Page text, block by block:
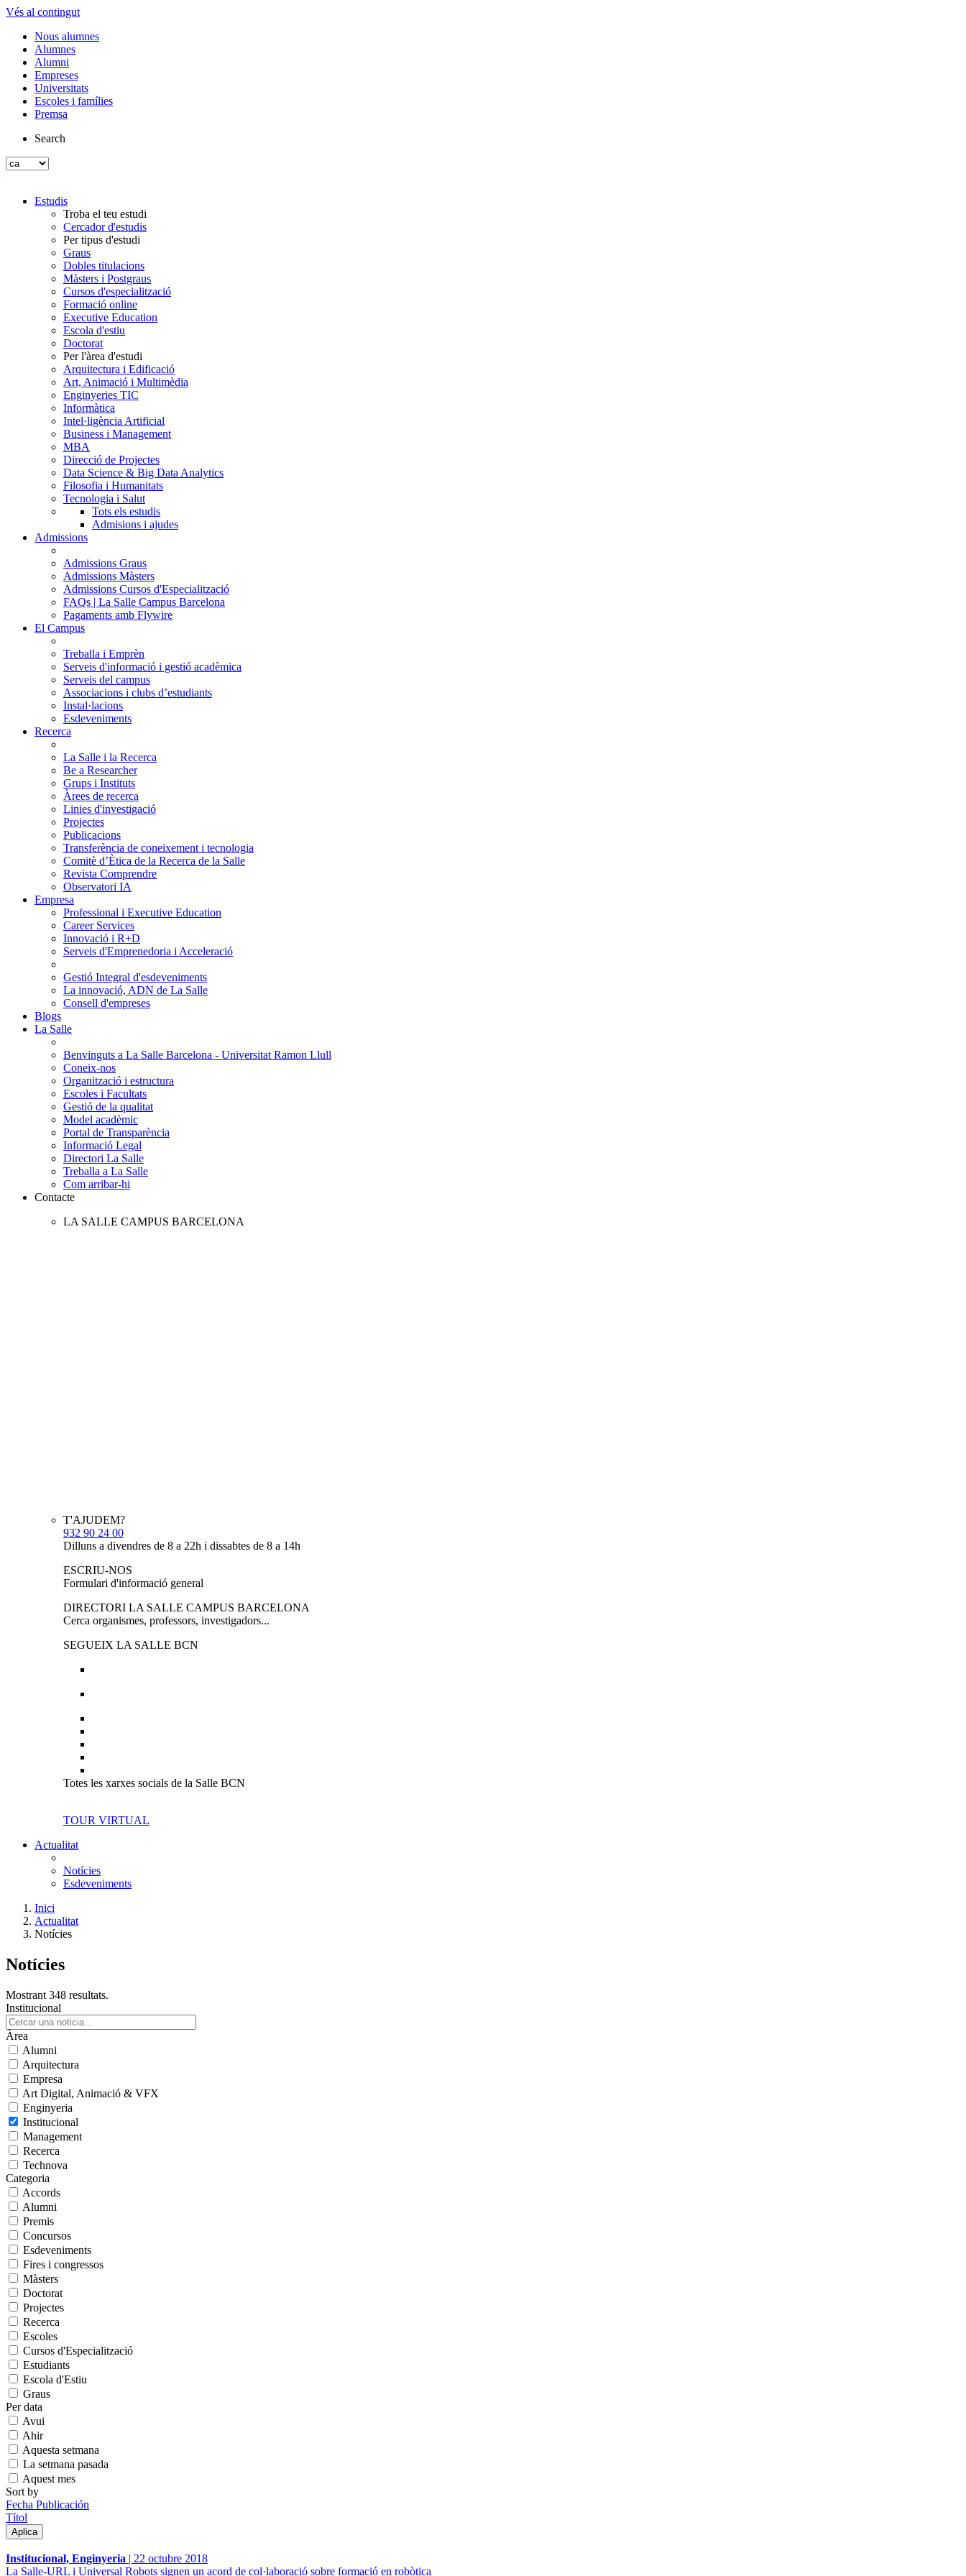
Vés al contingut
Nous alumnes
Alumnes
Alumni
Empreses
Universitats
Escoles i famílies
Premsa
Search
Estudis
Troba el teu estudi
Cercador d'estudis
Per tipus d'estudi
Graus
Dobles titulacions
Màsters i Postgraus
Cursos d'especialització
Formació online
Executive Education
Escola d'estiu
Doctorat
Per l'àrea d'estudi
Arquitectura i Edificació
Art, Animació i Multimèdia
Enginyeries TIC
Informàtica
Intel·ligència Artificial
Business i Management
MBA
Direcció de Projectes
Data Science & Big Data Analytics
Filosofia i Humanitats
Tecnologia i Salut
Tots els estudis
Admisions i ajudes
Admissions
Admissions Graus
Admissions Màsters
Admissions Cursos d'Especialització
FAQs | La Salle Campus Barcelona
Pagaments amb Flywire
El Campus
Treballa i Emprèn
Serveis d'informació i gestió acadèmica
Serveis del campus
Associacions i clubs d’estudiants
Instal·lacions
Esdeveniments
Recerca
La Salle i la Recerca
Be a Researcher
Grups i Instituts
Àrees de recerca
Linies d'investigació
Projectes
Publicacions
Transferència de coneixement i tecnologia
Comitè d’Ètica de la Recerca de la Salle
Revista Comprendre
Observatori IA
Empresa
Professional i Executive Education
Career Services
Innovació i R+D
Serveis d'Emprenedoria i Acceleració
Gestió Integral d'esdeveniments
La innovació, ADN de La Salle
Consell d'empreses
Blogs
La Salle
Benvinguts a La Salle Barcelona - Universitat Ramon Llull
Coneix-nos
Organització i estructura
Escoles i Facultats
Gestió de la qualitat
Model acadèmic
Portal de Transparència
Informació Legal
Directori La Salle
Treballa a La Salle
Com arribar-hi
Contacte
LA SALLE CAMPUS BARCELONA
T'AJUDEM?
932 90 24 00
Dilluns a divendres de 8 a 22h i dissabtes de 8 a 14h
ESCRIU-NOS
Formulari d'informació general
DIRECTORI LA SALLE CAMPUS BARCELONA
Cerca organismes, professors, investigadors...
SEGUEIX LA SALLE BCN
Totes les xarxes socials de la Salle BCN
TOUR VIRTUAL
Actualitat
Notícies
Esdeveniments
Inici
Actualitat
Notícies
Notícies
Mostrant 348 resultats.
Institucional
Àrea
Alumni
Arquitectura
Empresa
Art Digital, Animació & VFX
Enginyeria
Institucional
Management
Recerca
Technova
Categoria
Accords
Alumni
Premis
Concursos
Esdeveniments
Fires i congressos
Màsters
Doctorat
Projectes
Recerca
Escoles
Cursos d'Especialització
Estudiants
Escola d'Estiu
Graus
Per data
Avui
Ahir
Aquesta setmana
La setmana pasada
Aquest mes
Sort by
Fecha Publicación
Títol
Institucional, Enginyeria | 22 octubre 2018
La Salle-URL i Universal Robots signen un acord de col·laboració sobre formació en robòtica